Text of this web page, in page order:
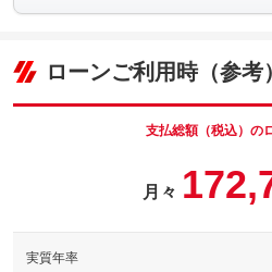
ローンご利用時（参考）
支払総額（税込）の
月々
実質年率